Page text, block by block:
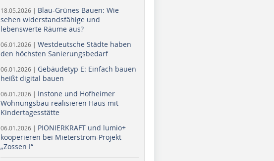
18.05.2026 | Blau-Grünes Bauen: Wie
sehen widerstandsfähige und
lebenswerte Räume aus?
06.01.2026 | Westdeutsche Städte haben
den höchsten Sanierungsbedarf
06.01.2026 | Gebäudetyp E: Einfach bauen
heißt digital bauen
06.01.2026 | Instone und Hofheimer
Wohnungsbau realisieren Haus mit
Kindertagesstätte
06.01.2026 | PIONIERKRAFT und lumio+
kooperieren bei Mieterstrom-Projekt
„Zossen I“